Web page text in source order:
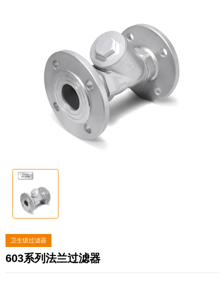
卫生级过滤器
603系列法兰过滤器